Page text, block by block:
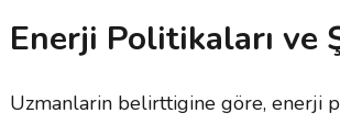
Enerji Politikaları ve
Uzmanlarin belirttigine göre, enerji